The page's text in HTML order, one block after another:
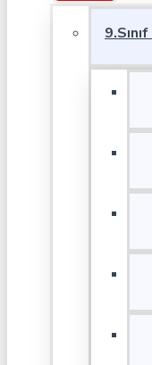
9.Sınıf